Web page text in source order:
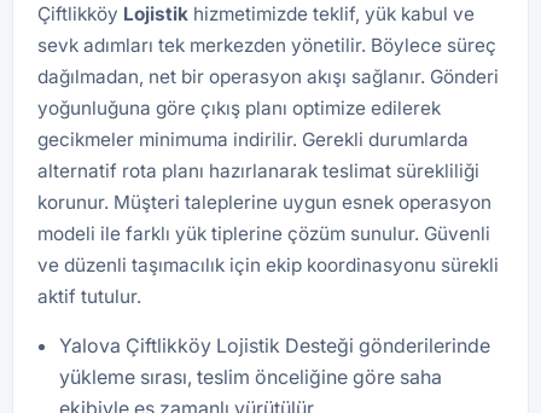
Çiftlikköy Lojistik hizmetimizde teklif, yük kabul ve
sevk adımları tek merkezden yönetilir. Böylece süreç
dağılmadan, net bir operasyon akışı sağlanır. Gönderi
yoğunluğuna göre çıkış planı optimize edilerek
gecikmeler minimuma indirilir. Gerekli durumlarda
alternatif rota planı hazırlanarak teslimat sürekliliği
korunur. Müşteri taleplerine uygun esnek operasyon
modeli ile farklı yük tiplerine çözüm sunulur. Güvenli
ve düzenli taşımacılık için ekip koordinasyonu sürekli
aktif tutulur.
Yalova Çiftlikköy Lojistik Desteği gönderilerinde
yükleme sırası, teslim önceliğine göre saha
ekibiyle eş zamanlı yürütülür.